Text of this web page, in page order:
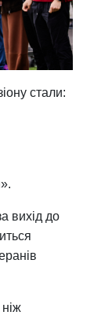
стали:
вихід до